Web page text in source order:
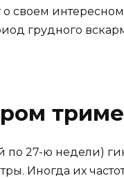
своем интересном
грудного
по 27-ю недели)
Иногда их